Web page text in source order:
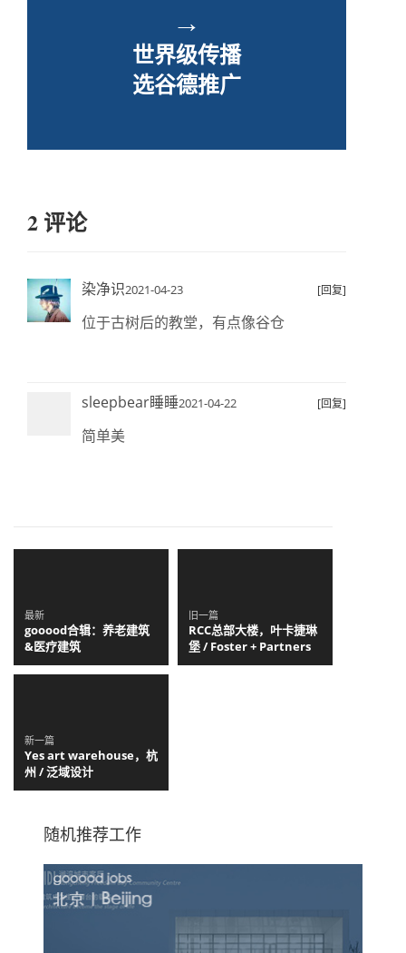
→
世界级传播
选谷德推广
2 评论
染净识2021-04-23 [回复]
位于古树后的教堂，有点像谷仓
sleepbear睡睡2021-04-22 [回复]
简单美
最新
gooood合辑：养老建筑
&医疗建筑
旧一篇
RCC总部大楼，叶卡捷琳
堡 / Foster + Partners
新一篇
Yes art warehouse，杭
州 / 泛域设计
随机推荐工作